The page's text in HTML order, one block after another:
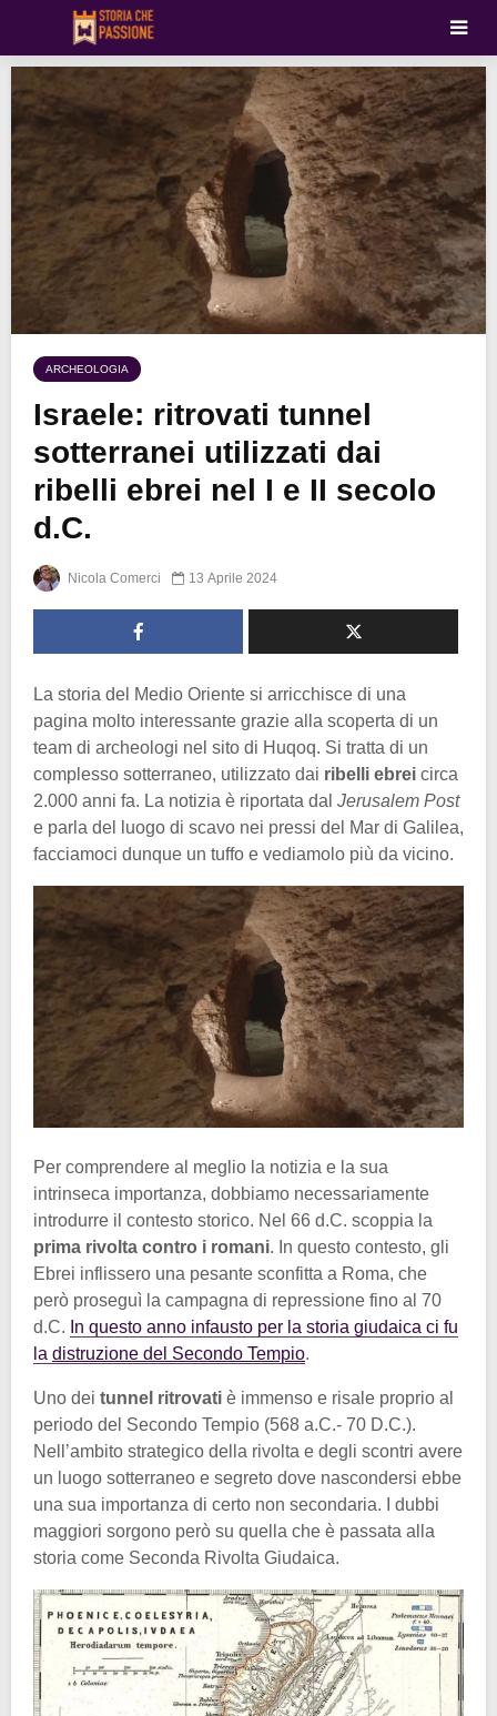
ARCHEOLOGIA
Israele: ritrovati tunnel
sotterranei utilizzati dai
ribelli ebrei nel I e II secolo
d.C.
Nicola Comerci 13 Aprile 2024
La storia del Medio Oriente si arricchisce di una
pagina molto interessante grazie alla scoperta di un
team di archeologi nel sito di Huqoq. Si tratta di un
complesso sotterraneo, utilizzato dai ribelli ebrei circa
2.000 anni fa. La notizia è riportata dal Jerusalem Post
e parla del luogo di scavo nei pressi del Mar di Galilea,
facciamoci dunque un tuffo e vediamolo più da vicino.
Per comprendere al meglio la notizia e la sua
intrinseca importanza, dobbiamo necessariamente
introdurre il contesto storico. Nel 66 d.C. scoppia la
prima rivolta contro i romani. In questo contesto, gli
Ebrei inflissero una pesante sconfitta a Roma, che
però proseguì la campagna di repressione fino al 70
d.C. In questo anno infausto per la storia giudaica ci fu
la distruzione del Secondo Tempio.
Uno dei tunnel ritrovati è immenso e risale proprio al
periodo del Secondo Tempio (568 a.C.- 70 D.C.).
Nell’ambito strategico della rivolta e degli scontri avere
un luogo sotterraneo e segreto dove nascondersi ebbe
una sua importanza di certo non secondaria. I dubbi
maggiori sorgono però su quella che è passata alla
storia come Seconda Rivolta Giudaica.